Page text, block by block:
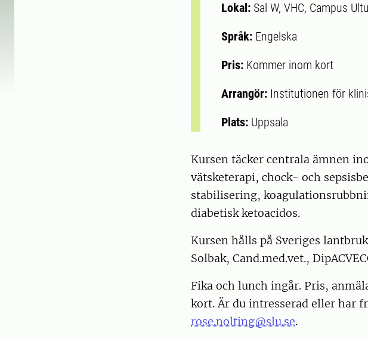
Lokal: Sal W, VHC, Campus
Språk: Engelska
Pris: Kommer inom kort
Arrangör: Institutionen för
Plats: Uppsala
Kursen täcker centrala ämnen
vätsketerapi, chock- och
stabilisering,
diabetisk ketoacidos.
Kursen hålls på Sveriges
Solbak, Cand.med.vet.,
Fika och lunch ingår. Pris,
kort. Är du intresserad eller har
rose.nolting@slu.se.